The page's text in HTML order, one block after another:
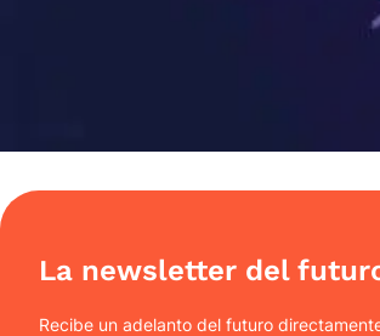
La newsletter del
Recibe un adelanto del futuro